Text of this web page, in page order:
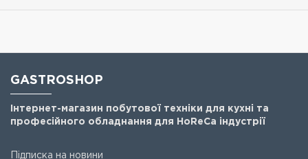
GASTROSHOP
Інтернет-магазин побутової техніки для кухні та
професійного обладнання для HoReCa індустрії
Підписка на новини